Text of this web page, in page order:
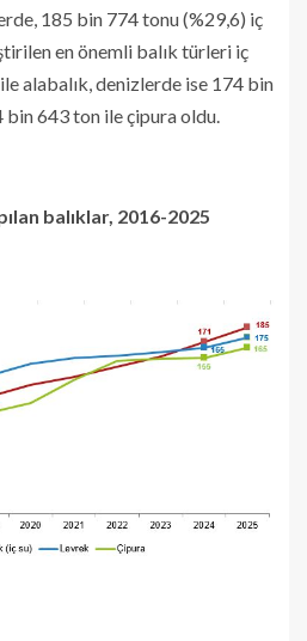
185 bin 774 tonu (%29,6) iç
en önemli balık türleri iç
alabalık, denizlerde ise 174 bin
643 ton ile çipura oldu.
balıklar, 2016-2025